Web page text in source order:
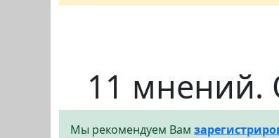
11 мнений.
Мы рекомендуем Вам